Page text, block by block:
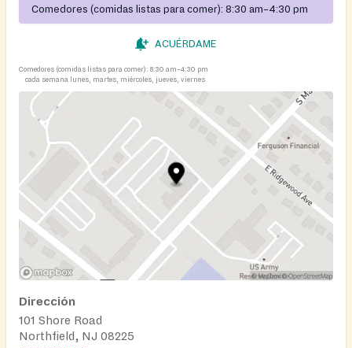
Comedores (comidas listas para comer): 8:30 am–4:30 pm
ACUÉRDAME
Comedores (comidas listas para comer): 8:30 am–4:30 pm
cada semana lunes, martes, miércoles, jueves, viernes
Dirección
101 Shore Road
Northfield, NJ 08225